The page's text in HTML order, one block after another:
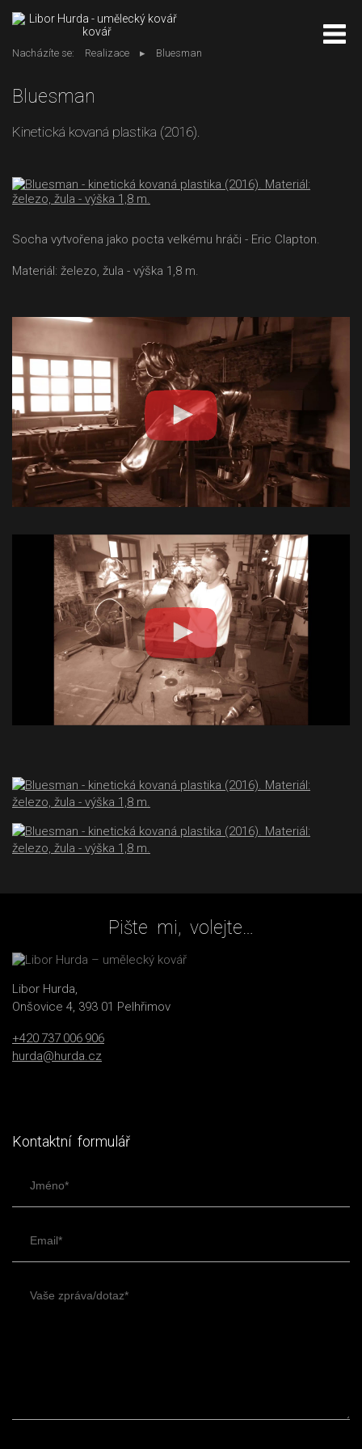
kovář
Nacházíte se: Realizace Bluesman
Bluesman
Kinetická kovaná plastika (2016).
Socha vytvořena jako pocta velkému hráči - Eric Clapton.
Materiál: železo, žula - výška 1,8 m.
Pište mi, volejte…
Libor Hurda,
Onšovice 4, 393 01 Pelhřimov
+420 737 006 906
hurda@hurda.cz
Kontaktní formulář